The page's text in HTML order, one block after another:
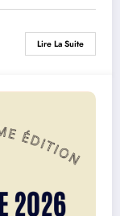
Lire La Suite